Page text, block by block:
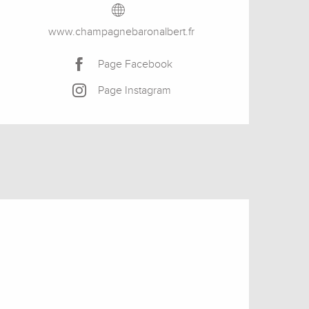
www.champagnebaronalbert.fr
Page Facebook
Page Instagram